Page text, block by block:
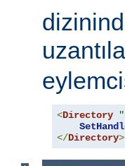
<Directory
</Directory>